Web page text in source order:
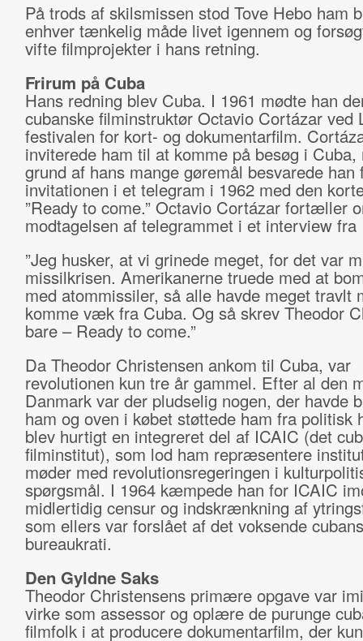
På trods af skilsmissen stod Tove Hebo ham
enhver tænkelig måde livet igennem og
vifte filmprojekter i hans retning.
Frirum på Cuba
Hans redning blev Cuba. I 1961 mødte han
cubanske filminstruktør Octavio Cortázar ved
festivalen for kort- og dokumentarfilm.
inviterede ham til at komme på besøg i Cuba,
grund af hans mange gøremål besvarede han
invitationen i et telegram i 1962 med den
”Ready to come.” Octavio Cortázar fortæller
modtagelsen af telegrammet i et interview fra
”Jeg husker, at vi grinede meget, for det var
missilkrisen. Amerikanerne truede med at
med atommissiler, så alle havde meget travlt
komme væk fra Cuba. Og så skrev Theodor
bare – Ready to come.”
Da Theodor Christensen ankom til Cuba, var
revolutionen kun tre år gammel. Efter al den
Danmark var der pludselig nogen, der havde
ham og oven i købet støttede ham fra politisk
blev hurtigt en integreret del af ICAIC (det
filminstitut), som lod ham repræsentere
møder med revolutionsregeringen i
spørgsmål. I 1964 kæmpede han for ICAIC
midlertidig censur og indskrænkning af
som ellers var forslået af det voksende
bureaukrati.
Den Gyldne Saks
Theodor Christensens primære opgave var
virke som assessor og oplære de purunge
filmfolk i at producere dokumentarfilm, der